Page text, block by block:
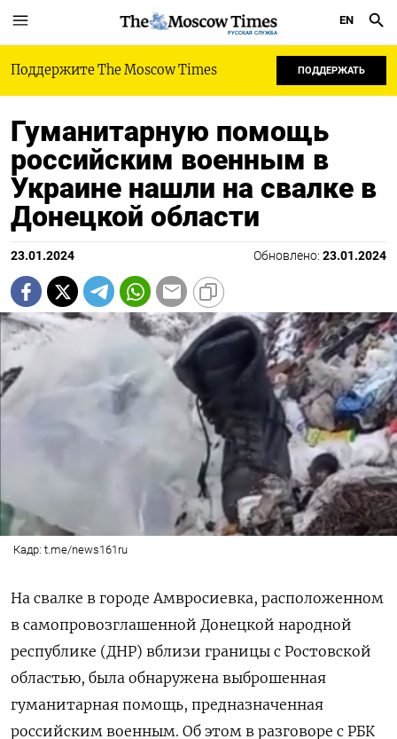
РУССКАЯ СЛУЖБА
EN
Поддержите The Moscow Times ПОДДЕРЖАТЬ
Гуманитарную помощь
российским военным в
Украине нашли на свалке в
Донецкой области
23.01.2024 Обновлено: 23.01.2024
Кадр: t.me/news161ru
На свалке в городе Амвросиевка, расположенном
в самопровозглашенной Донецкой народной
республике (ДНР) вблизи границы с Ростовской
областью, была обнаружена выброшенная
гуманитарная помощь, предназначенная
российским военным. Об этом в разговоре с РБК